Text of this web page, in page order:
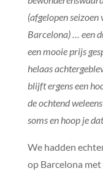
(afgelopen
Barcelona) … een
een mooie prijs
helaas
blijft ergens een
de ochtend
soms en hoop je
We hadden
op Barcelona